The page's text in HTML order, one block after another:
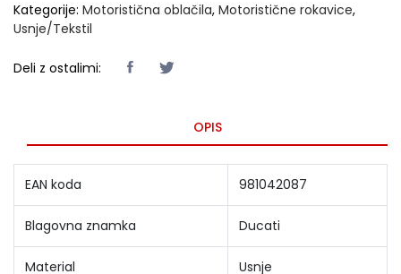
Kategorije: Motoristična oblačila, Motoristične rokavice,
Usnje/Tekstil
Deli z ostalimi:
OPIS
EAN koda 981042087
Blagovna znamka Ducati
Material Usnje